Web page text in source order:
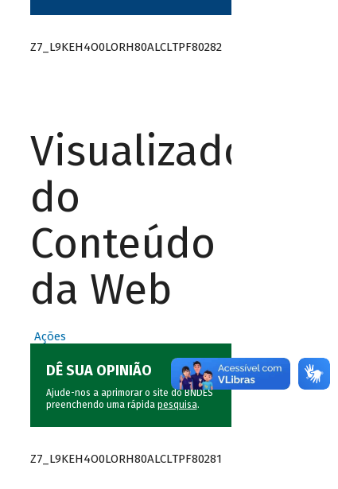
Z7_L9KEH4O0LORH80ALCLTPF80282
Visualizador
do
Conteúdo
da Web
Ações
DÊ SUA OPINIÃO
Ajude-nos a aprimorar o site do BNDES
preenchendo uma rápida pesquisa.
Z7_L9KEH4O0LORH80ALCLTPF80281